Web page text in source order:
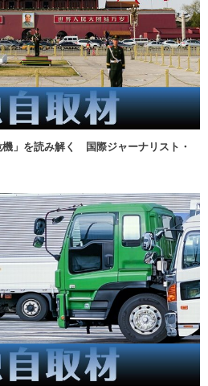
機」を読み解く 国際ジャーナリスト・